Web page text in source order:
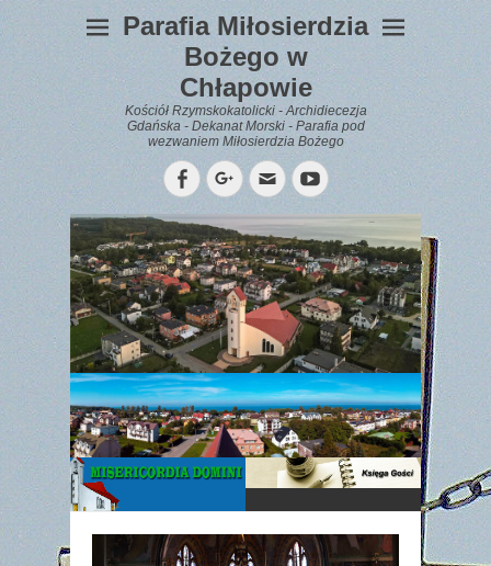
Parafia Miłosierdzia
Bożego w
Chłapowie
Kościół Rzymskokatolicki - Archidiecezja
Gdańska - Dekanat Morski - Parafia pod
wezwaniem Miłosierdzia Bożego
FacebookGoogleplus
EmailYouTube
WYPOCZYNEK
Gazetka
Parafialna